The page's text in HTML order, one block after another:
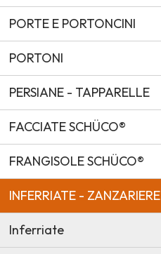
PORTE E PORTONCINI
PORTONI
PERSIANE - TAPPARELLE
FACCIATE SCHÜCO®
FRANGISOLE SCHÜCO®
INFERRIATE - ZANZARIERE
Inferriate